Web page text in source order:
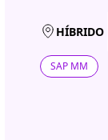
HÍBRIDO
SAP MM